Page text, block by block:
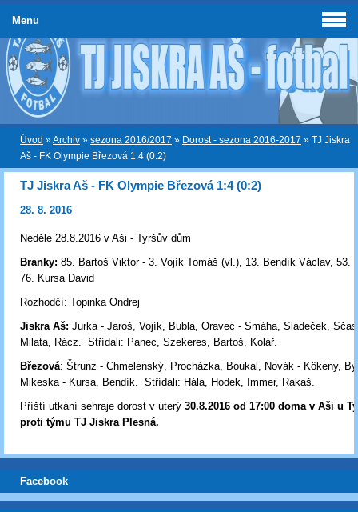
Úvod »Archiv » sezona 2016/2017 » Dorost - sezona 2016-2017 » TJ Jiskra
Aš - FK Olympie Březová 1:4 (0:2)
TJ Jiskra Aš - FK Olympie Březová 1:4 (0:2)
28. 8. 2016
Neděle 28.8.2016 v Aši - Tyršův dům
Branky: 85. Bartoš Viktor - 3. Vojík Tomáš (vl.), 13. Bendík Václav, 53.
76. Kursa David
Rozhodčí: Topinka Ondrej
Jiskra Aš: Jurka - Jaroš, Vojík, Bubla, Oravec - Smáha, Sládeček,
Milata, Rácz. Střídali: Panec, Szekeres, Bartoš, Kolář.
Březová: Štrunz - Chmelenský, Procházka, Boukal, Novák - Kökeny,
Mikeska - Kursa, Bendík. Střídali: Hála, Hodek, Immer, Rakaš.
Příští utkání sehraje dorost v úterý 30.8.2016 od 17:00 doma v Aši u
proti týmu TJ Jiskra Plesná.
Menu
Facebook